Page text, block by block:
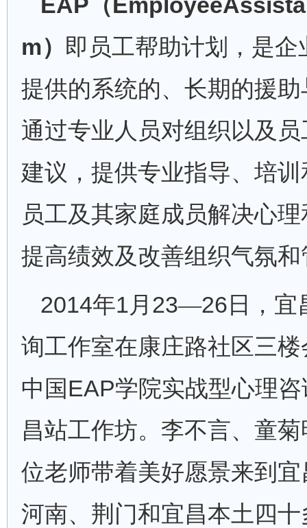
（
m） 即员工帮助计划，是企
提供的系统的、长期的援
通过专业人员对组织以及
建议，提供专业指导、培
员工及其家庭成员解决心
提高绩效及改善组织气氛和
2014年1月 23—26 日，宜
询工作室在康庄路社区三
中国 EAP学院实战型心理
昌站工作坊。李不言、童
位老师带着美好愿景来到
河南、荆门和宜昌本土四